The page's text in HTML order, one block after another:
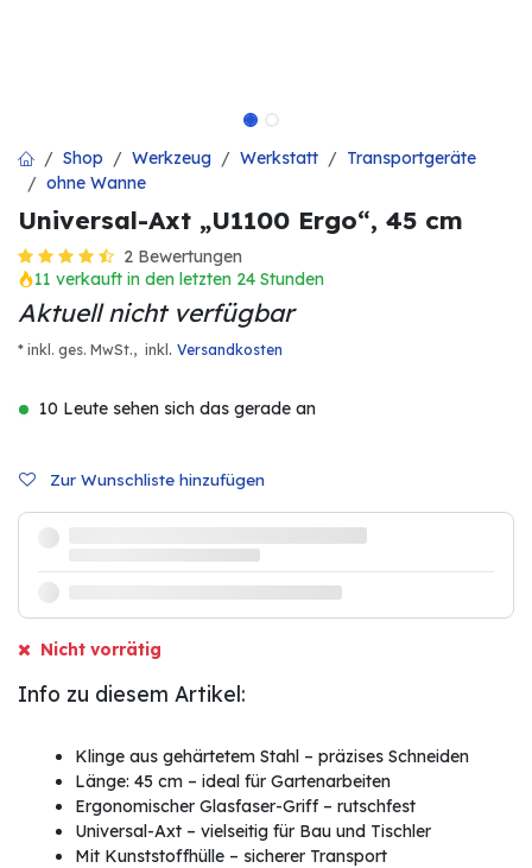
Shop Werkzeug Werkstatt
Transportgeräte
ohne Wanne
Universal-Axt „U1100 Ergo“, 45 cm
2 Bewertungen
11 verkauft in den letzten 24 Stunden
Aktuell nicht verfügbar
* inkl. ges. MwSt., inkl . Versandkosten
10 Leute sehen sich das gerade an
Zur Wunschliste hinzufügen
Nicht vorrätig
Info zu diesem Artikel:
Klinge aus gehärtetem Stahl – präzises Schneiden
Länge: 45 cm – ideal für Gartenarbeiten
Ergonomischer Glasfaser-Griff – rutschfest
Universal-Axt – vielseitig für Bau und Tischler
Mit Kunststoffhülle – sicherer Transport